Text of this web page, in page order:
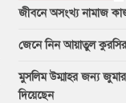
জীবনে অসংখ্য নামাজ
জেনে নিন আয়াতুল কুরসির
মুসলিম উম্মাহর জন্য জুমার
দিয়েছেন